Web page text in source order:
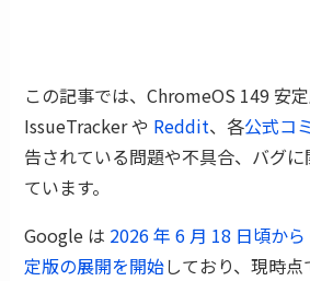
この記事では、ChromeOS 149 安
IssueTracker や Reddit、各公式コ
告されている問題や不具合、バグ
ています。
Google は 2026 年 6 月 18 日頃か
定版の展開を開始しており、現時